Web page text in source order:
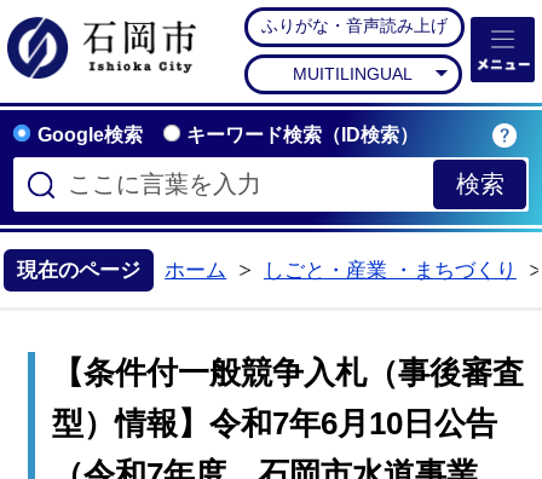
石岡市公式ホームペー
ふりがな・音声読み上げ
MUITILINGUAL
Google検索 キーワード検索（ID検索）
現在のページ ホーム
しごと・産業 ・まちづくり
【条件付一般競争入札（事後審査
型）情報】令和7年6月10日公告